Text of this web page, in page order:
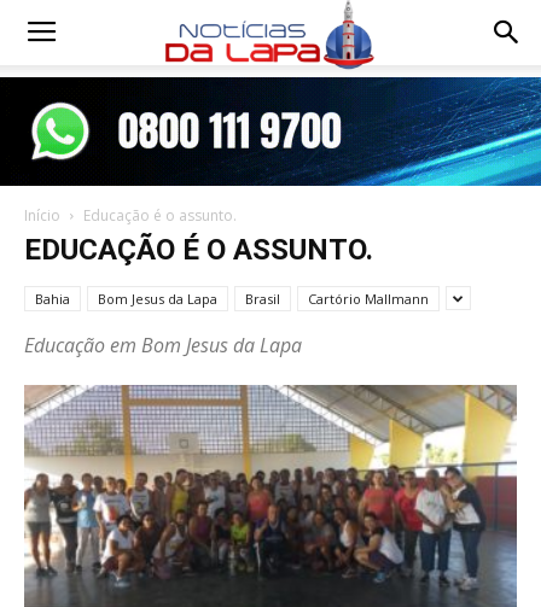
Notícias
Lapa
Início Educação é o assunto.
EDUCAÇÃO É O ASSUNTO.
Bahia Bom Jesus da Lapa Brasil Cartório Mallmann
Educação em Bom Jesus da Lapa